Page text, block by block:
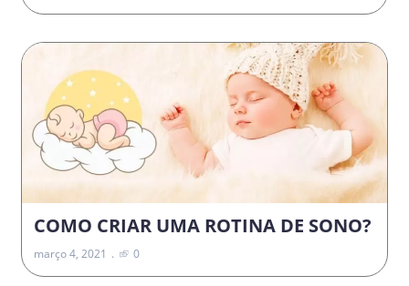
COMO CRIAR UMA ROTINA DE SONO?
março 4, 2021 0